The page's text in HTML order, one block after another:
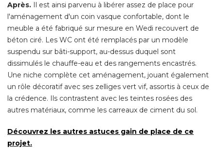
Après. Il est ainsi parvenu à libérer assez de place pour
l'aménagement d'un coin vasque confortable, dont le
meuble a été fabriqué sur mesure en Wedi recouvert de
béton ciré. Les WC ont été remplacés par un modèle
suspendu sur bâti-support, au-dessus duquel sont
dissimulés le chauffe-eau et des rangements encastrés.
Une niche complète cet aménagement, jouant également
un rôle décoratif avec ses zelliges vert vif, assortis à ceux de
la crédence. Ils contrastent avec les teintes rosées des
autres matériaux, comme les carreaux de ciment du sol.
Découvrez les autres astuces gain de place de ce
projet.